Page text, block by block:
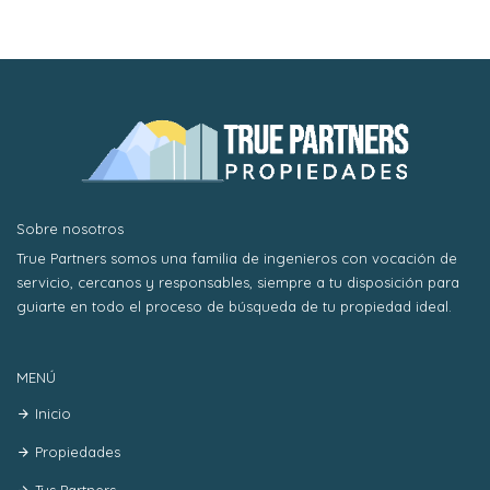
Sobre nosotros
True Partners somos una familia de ingenieros con vocación de
servicio, cercanos y responsables, siempre a tu disposición para
guiarte en todo el proceso de búsqueda de tu propiedad ideal.
MENÚ
Inicio
Propiedades